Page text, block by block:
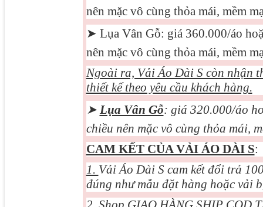
nên mặc vô cùng thỏa mái, mềm
➤ Lụa Vân Gỗ: giá 360.000/áo
nên mặc vô cùng thỏa mái, mềm
Ngoài ra, Vải Áo Dài S còn nhận
thiết kế theo yêu cầu khách hàng.
➤ Lụa Vân Gỗ: giá 320.000/áo
chiều nên mặc vô cùng thỏa mái,
CAM KẾT CỦA VẢI ÁO DÀI S:
1. Vải Áo Dài S cam kết đổi trả
đúng như mẫu đặt hàng hoặc vải